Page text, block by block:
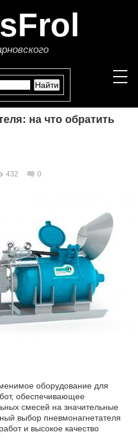
МОТО
на что обратить
432 0
оборудование для
обеспечивающее
смесей на значительные
выбор пневмонагнетателя
и высокое качество